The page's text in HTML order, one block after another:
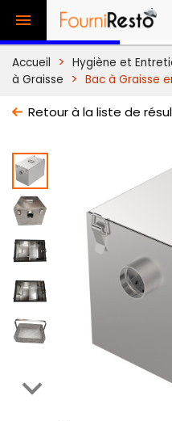

Accueil Hygiène et
à Graisse
Bac à Graisse
Retour à la liste de
